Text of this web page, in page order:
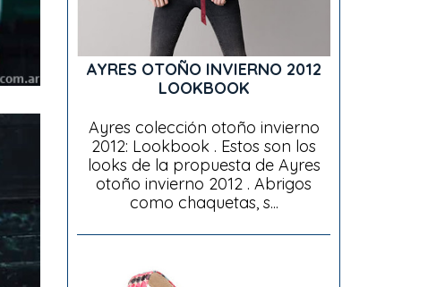
AYRES OTOÑO INVIERNO 2012
LOOKBOOK
Ayres colección otoño invierno
2012: Lookbook . Estos son los
looks de la propuesta de Ayres
otoño invierno 2012 . Abrigos
como chaquetas, s...